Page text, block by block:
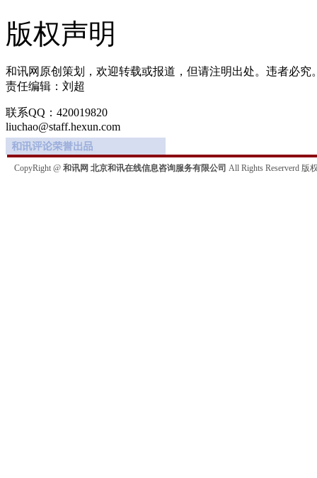
版权声明
和讯网原创策划，欢迎转载或报道，但请注明出处。违者必究
责任编辑：刘超
联系QQ：420019820
liuchao@staff.hexun.com
CopyRight @ 和讯网 北京和讯在线信息咨询服务有限公司 All Rights Reserverd 版